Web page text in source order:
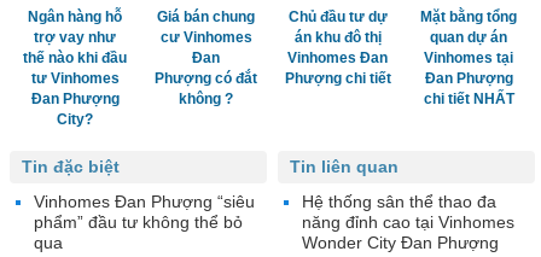
Ngân hàng hỗ
trợ vay như
thế nào khi đầu
tư Vinhomes
Đan Phượng
City?
Giá bán chung
cư Vinhomes
Đan
Phượng có đắt
không ?
Chủ đầu tư dự
án khu đô thị
Vinhomes Đan
Phượng chi tiết
Mặt bằng tổng
quan dự án
Vinhomes tại
Đan Phượng
chi tiết NHẤT
Tin liên quan
Hệ thống sân thể thao đa
năng đỉnh cao tại Vinhomes
Wonder City Đan Phượng
Tin đặc biệt
Vinhomes Đan Phượng “siêu
phẩm” đầu tư không thể bỏ
qua